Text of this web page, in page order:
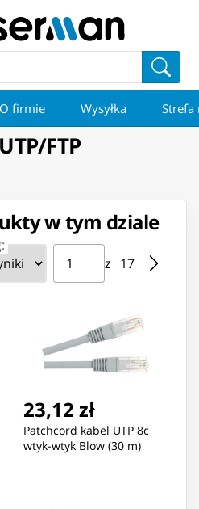
O firmie Wysyłka Strefa
FTP
w tym dziale
Strona ⁨1⁩ z ⁨17⁩
z ⁨17⁩
Przejdź do strony
23,12 zł
Patchcord kabel UTP 8c
wtyk-wtyk Blow (30 m)